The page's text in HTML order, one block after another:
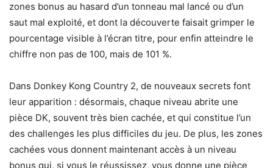
zones bonus au hasard d’un tonneau mal lancé ou d’un
saut mal exploité, et dont la découverte faisait grimper le
pourcentage visible à l’écran titre, pour enfin atteindre le
chiffre non pas de 100, mais de 101 %.
Dans Donkey Kong Country 2, de nouveaux secrets font
leur apparition : désormais, chaque niveau abrite une
pièce DK, souvent très bien cachée, et qui constitue l’un
des challenges les plus difficiles du jeu. De plus, les zones
cachées vous donnent maintenant accès à un niveau
bonus qui, si vous le réussissez, vous donne une pièce